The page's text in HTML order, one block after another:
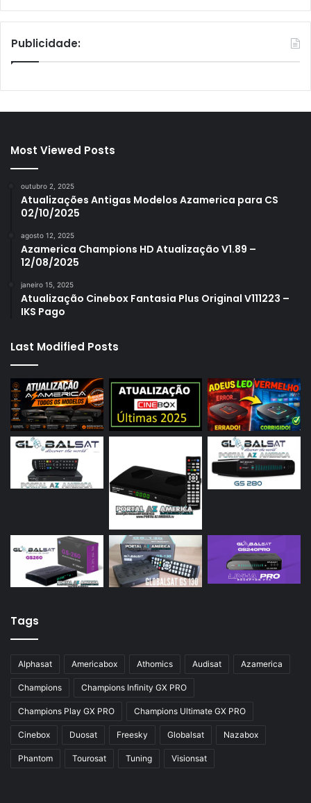
Publicidade:
Most Viewed Posts
outubro 2, 2025
Atualizações Antigas Modelos Azamerica para CS
02/10/2025
agosto 12, 2025
Azamerica Champions HD Atualização V1.89 –
12/08/2025
janeiro 15, 2025
Atualização Cinebox Fantasia Plus Original V111223 –
IKS Pago
Last Modified Posts
Tags
Alphasat Americabox Athomics Audisat Azamerica
Champions Champions Infinity GX PRO
Champions Play GX PRO Champions Ultimate GX PRO
Cinebox Duosat Freesky Globalsat Nazabox
Phantom Tourosat Tuning Visionsat